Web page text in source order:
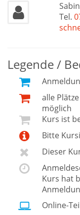
Tel.
Legende /
alle
möglich
Kurs ist
Bitte
Dieser
Kurs hat
Online-